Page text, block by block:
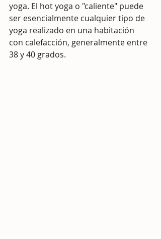
yoga. El hot yoga o "caliente" puede
ser esencialmente cualquier tipo de
yoga realizado en una habitación
con calefacción, generalmente entre
38 y 40 grados.